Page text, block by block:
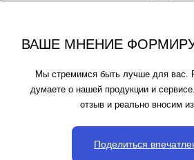
ВАШЕ МНЕНИЕ
Мы стремимся быть лучше для вас.
думаете о нашей продукции и
отзыв и реально вносим
Поделиться